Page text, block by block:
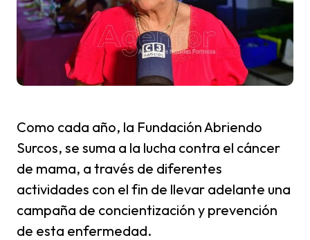
Como cada año, la Fundación Abriendo
Surcos, se suma a la lucha contra el cáncer
de mama, a través de diferentes
actividades con el fin de llevar adelante una
campaña de concientización y prevención
de esta enfermedad.